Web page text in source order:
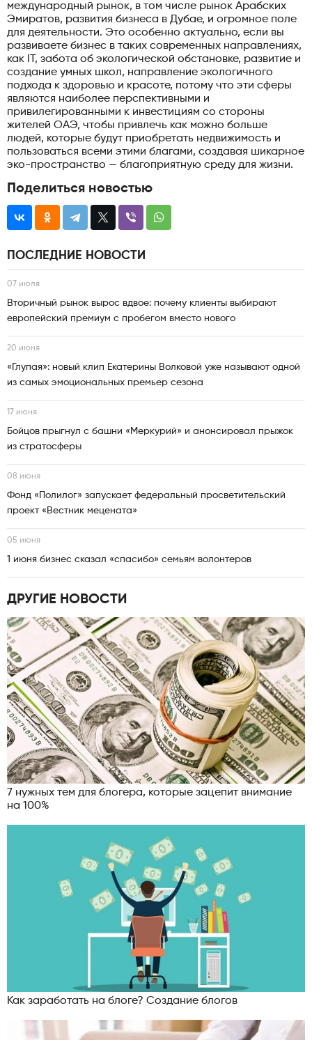
международный рынок, в том числе рынок Арабских
Эмиратов, развития бизнеса в Дубае, и огромное поле
для деятельности. Это особенно актуально, если вы
развиваете бизнес в таких современных направлениях,
как IT, забота об экологической обстановке, развитие и
создание умных школ, направление экологичного
подхода к здоровью и красоте, потому что эти сферы
являются наиболее перспективными и
привилегированными к инвестициям со стороны
жителей ОАЭ, чтобы привлечь как можно больше
людей, которые будут приобретать недвижимость и
пользоваться всеми этими благами, создавая шикарное
эко-пространство — благоприятную среду для жизни.
Поделиться новостью
ПОСЛЕДНИЕ НОВОСТИ
07 июля
Вторичный рынок вырос вдвое: почему клиенты выбирают
европейский премиум с пробегом вместо нового
20 июня
«Глупая»: новый клип Екатерины Волковой уже называют одной
из самых эмоциональных премьер сезона
17 июня
Бойцов прыгнул с башни «Меркурий» и анонсировал прыжок
из стратосферы
08 июня
Фонд «Полилог» запускает федеральный просветительский
проект «Вестник мецената»
05 июня
1 июня бизнес сказал «спасибо» семьям волонтеров
ДРУГИЕ НОВОСТИ
7 нужных тем для блогера, которые зацепит внимание
на 100%
Как заработать на блоге? Создание блогов